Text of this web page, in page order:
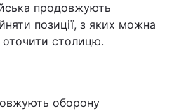
продовжують
позиції, з яких можна
оточити столицю.
оборону